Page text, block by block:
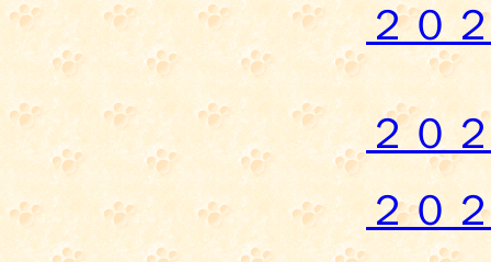
２０
２０
２０